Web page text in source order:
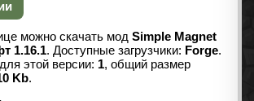
можно скачать мод Simple Magnet
1.16.1. Доступные загрузчики: Forge.
этой версии: 1, общий размер
Kb.